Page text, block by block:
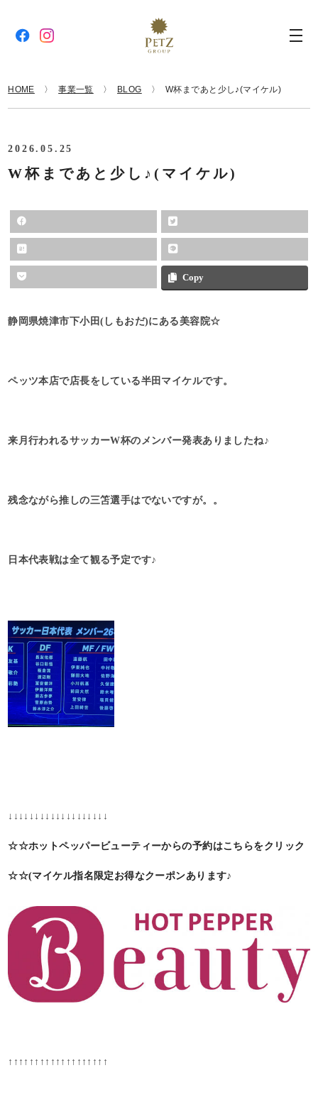
HOME 事業一覧 BLOG W杯まであと少し♪(マイケル)
2026.05.25
W杯まであと少し♪(マイケル)
Copy
静岡県焼津市下小田(しもおだ)にある美容院☆
ペッツ本店で店長をしている半田マイケルです。
来月行われるサッカーW杯のメンバー発表ありましたね♪
残念ながら推しの三笘選手はでないですが。。
日本代表戦は全て観る予定です♪
↓↓↓↓↓↓↓↓↓↓↓↓↓↓↓↓↓↓↓
☆☆ホットペッパービューティーからの予約はこちらをクリック
☆☆(マイケル指名限定お得なクーポンあります♪
↑↑↑↑↑↑↑↑↑↑↑↑↑↑↑↑↑↑↑